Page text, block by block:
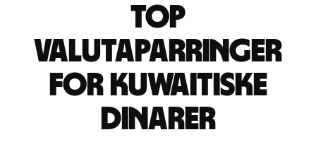
Top
valutaparringer
for kuwaitiske
dinarer